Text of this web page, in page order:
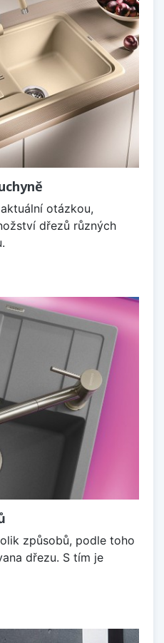
otázkou,
dřezů různých
způsobů, podle toho
dřezu. S tím je